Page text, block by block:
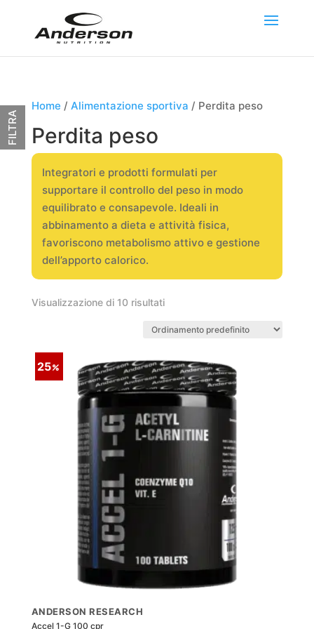
Home / Alimentazione sportiva / Perdita peso
Perdita peso
Integratori e prodotti formulati per
supportare il controllo del peso in modo
equilibrato e consapevole. Ideali in
abbinamento a dieta e attività fisica,
favoriscono metabolismo attivo e gestione
dell’apporto calorico.
Visualizzazione di 10 risultati
25
ANDERSON RESEARCH
Accel 1-G 100 cpr
FILTRA